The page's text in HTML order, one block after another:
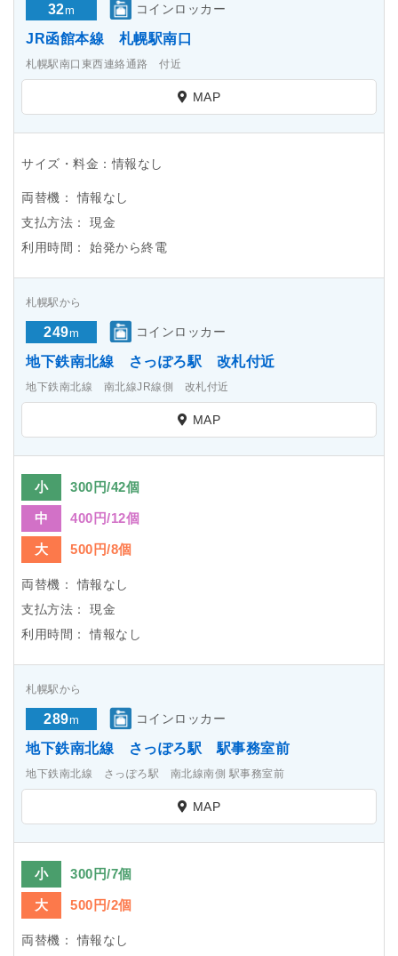
32m コインロッカー
JR函館本線 札幌駅南口
札幌駅南口東西連絡通路 付近
MAP
サイズ・料金：情報なし
両替機：
情報なし
支払方法：
現金
利用時間：
始発から終電
札幌駅から
249m コインロッカー
地下鉄南北線 さっぽろ駅 改札付近
地下鉄南北線 南北線JR線側 改札付近
MAP
小 300円/42個
中 400円/12個
大 500円/8個
両替機：
情報なし
支払方法：
現金
利用時間：
情報なし
札幌駅から
289m コインロッカー
地下鉄南北線 さっぽろ駅 駅事務室前
地下鉄南北線 さっぽろ駅 南北線南側 駅事務室前
MAP
小 300円/7個
大 500円/2個
両替機： 情報なし